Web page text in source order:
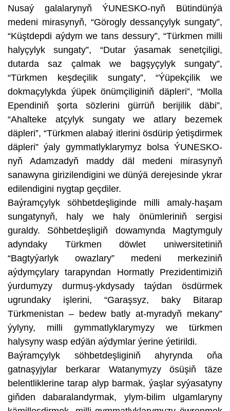
Nusaý galalarynyň ÝUNESKO-nyň Bütindünýä
medeni mirasynyň, “Görogly dessançylyk sungaty”,
“Küştdepdi aýdym we tans dessury”, “Türkmen milli
halyçylyk sungaty”, “Dutar ýasamak senetçiligi,
dutarda saz çalmak we bagşyçylyk sungaty”,
“Türkmen keşdeçilik sungaty”, “Ýüpekçilik we
dokmaçylykda ýüpek önümçiliginiň däpleri”, “Molla
Ependiniň şorta sözlerini gürrüň berijilik däbi”,
“Ahalteke atçylyk sungaty we atlary bezemek
däpleri”, “Türkmen alabaý itlerini ösdürip ýetişdirmek
däpleri” ýaly gymmatlyklarymyz bolsa ÝUNESKO-
nyň Adamzadyň maddy däl medeni mirasynyň
sanawyna girizilendigini we dünýä derejesinde ykrar
edilendigini nygtap geçdiler.
Baýramçylyk söhbetdeşliginde milli amaly-haşam
sungatynyň, haly we haly önümleriniň sergisi
guraldy. Söhbetdeşligiň dowamynda Magtymguly
adyndaky Türkmen döwlet uniwersitetiniň
“Bagtyýarlyk owazlary” medeni merkeziniň
aýdymçylary tarapyndan Hormatly Prezidentimiziň
ýurdumyzy durmuş-ykdysady taýdan ösdürmek
ugrundaky işlerini, “Garaşsyz, baky Bitarap
Türkmenistan – bedew batly at-myradyň mekany”
ýylyny, milli gymmatlyklarymyzy we türkmen
halysyny wasp edýän aýdymlar ýerine ýetirildi.
Baýramçylyk söhbetdeşliginiň ahyrynda oňa
gatnaşyjylar berkarar Watanymyzy ösüşiň täze
belentliklerine tarap alyp barmak, ýaşlar syýasatyny
giňden dabaralandyrmak, ylym-bilim ulgamlaryny